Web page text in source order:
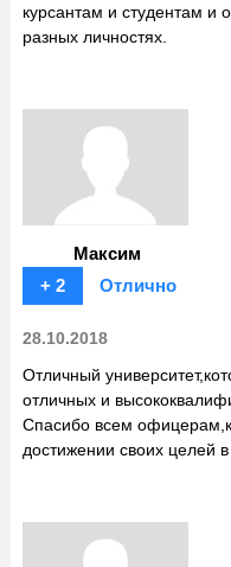
курсантам и студентам
разных личностях.
Максим
+ 2
Отлично
28.10.2018
Отличный
отличных и
Спасибо всем
достижении своих целей